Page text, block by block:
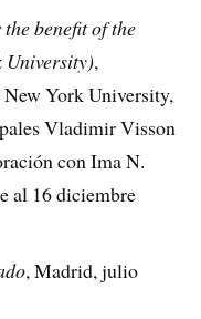
benefit of the
University),
York University,
Vladimir Visson
con Ima N.
al 16 diciembre
, Madrid, julio